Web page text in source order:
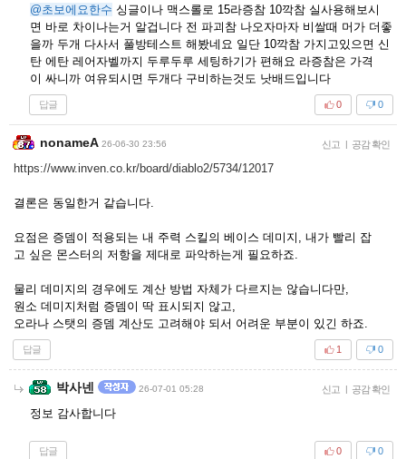
@초보에요한수 싱글이나 맥스롤로 15라증참 10깍참 실사용해보시
면 바로 차이나는거 알겁니다 전 파괴참 나오자마자 비쌀때 머가 더좋
을까 두개 다사서 풀방테스트 해봤네요 일단 10깍참 가지고있으면 신
탄 에탄 레어자벨까지 두루두루 세팅하기가 편해요 라증참은 가격
이 싸니까 여유되시면 두개다 구비하는것도 낫배드입니다
답글 0
0
nonameA 26-06-30 23:56 신고 | 공감 확인
https://www.inven.co.kr/board/diablo2/5734/12017
결론은 동일한거 같습니다.
요점은 증뎀이 적용되는 내 주력 스킬의 베이스 데미지, 내가 빨리 잡
고 싶은 몬스터의 저항을 제대로 파악하는게 필요하죠.
물리 데미지의 경우에도 계산 방법 자체가 다르지는 않습니다만,
원소 데미지처럼 증뎀이 딱 표시되지 않고,
오라나 스탯의 증뎀 계산도 고려해야 되서 어려운 부분이 있긴 하죠.
답글 0
1
박사넨 26-07-01 05:28 신고 | 공감 확인
정보 감사합니다
답글 0
0